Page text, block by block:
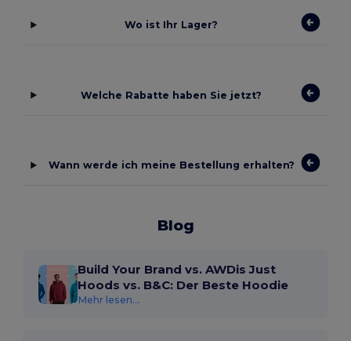
Wo ist Ihr Lager?
Welche Rabatte haben Sie jetzt?
Wann werde ich meine Bestellung erhalten?
Blog
Build Your Brand vs. AWDis Just
Hoods vs. B&C: Der Beste Hoodie
Mehr lesen...